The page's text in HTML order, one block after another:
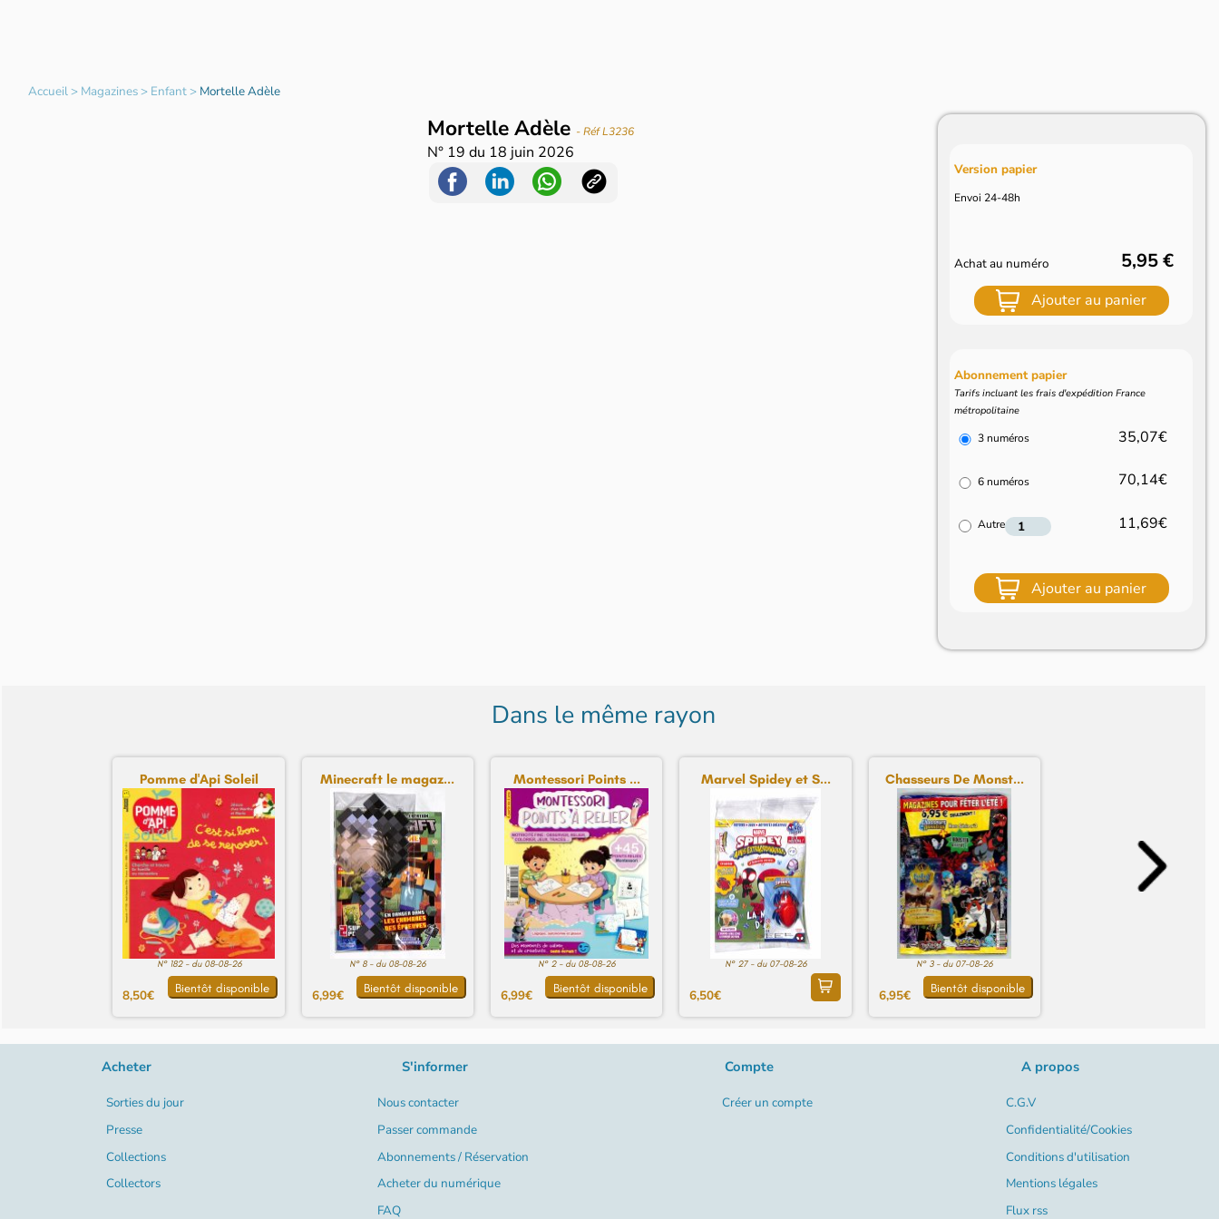
Accueil> Magazines> Enfant> Mortelle Adèle
Mortelle Adèle - Réf L3236
N° 19 du 18 juin 2026
Version papier
Envoi 24-48h
Achat au numéro 5,95 €
Ajouter au panier
Abonnement papier
Tarifs incluant les frais d'expédition France
métropolitaine
3 numéros 35,07€
6 numéros 70,14€
Autre 11,69€
Ajouter au panier
Dans le même rayon
Pomme d'Api Soleil
N° 182 - du 08-08-26
8,50€ Bientôt disponible
Minecraft le magaz...
N° 8 - du 08-08-26
6,99€ Bientôt disponible
Montessori Points ...
N° 2 - du 08-08-26
6,99€ Bientôt disponible
Marvel Spidey et S...
N° 27 - du 07-08-26
6,50€
Chasseurs De Monst...
N° 3 - du 07-08-26
6,95€ Bientôt disponible
Acheter
Sorties du jour
Presse
Collections
Collectors
S'informer
Nous contacter
Passer commande
Abonnements / Réservation
Acheter du numérique
FAQ
Compte
Créer un compte
A propos
C.G.V
Confidentialité/Cookies
Conditions d'utilisation
Mentions légales
Flux rss